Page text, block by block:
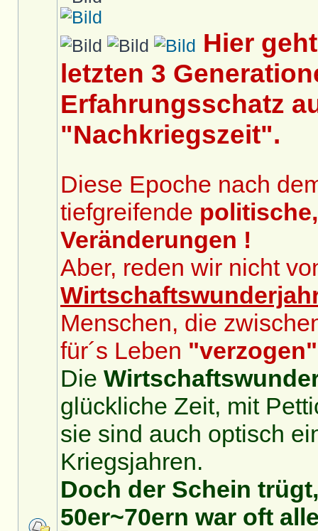
Hier
letzten 3
Erfahrungsschatz
"Nachkriegszeit".
Diese Epoche nach
tiefgreifende
Veränderungen !
Aber, reden wir nicht
Menschen, die
für´s Leben "verzogen"
Die
glückliche Zeit, mit
sie sind auch optisch
Kriegsjahren.
Doch der Schein
50er~70ern war oft